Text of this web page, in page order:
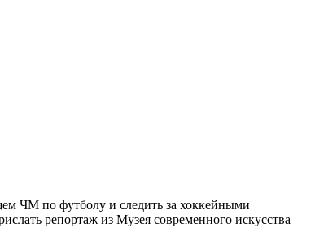
ЧМ по футболу и следить за хоккейными
репортаж из Музея современного искусства